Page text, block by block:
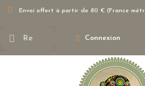
Envoi offert à partir de 80 € (France
Connexion